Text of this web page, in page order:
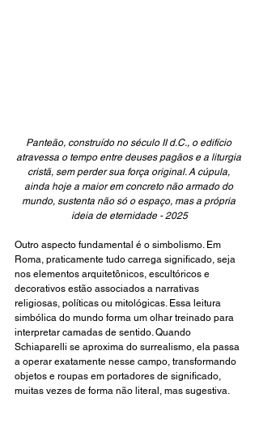
Panteão, construído no século II d.C., o edifício
atravessa o tempo entre deuses pagãos e a liturgia
cristã, sem perder sua força original. A cúpula,
ainda hoje a maior em concreto não armado do
mundo, sustenta não só o espaço, mas a própria
ideia de eternidade - 2025
Outro aspecto fundamental é o simbolismo. Em
Roma, praticamente tudo carrega significado, seja
nos elementos arquitetônicos, escultóricos e
decorativos estão associados a narrativas
religiosas, políticas ou mitológicas. Essa leitura
simbólica do mundo forma um olhar treinado para
interpretar camadas de sentido. Quando
Schiaparelli se aproxima do surrealismo, ela passa
a operar exatamente nesse campo, transformando
objetos e roupas em portadores de significado,
muitas vezes de forma não literal, mas sugestiva.